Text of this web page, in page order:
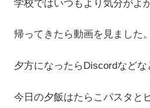
学校ではいつもより気分がよ
帰ってきたら動画を見ました。
夕方になったらDiscordなどな
今日の夕飯はたらこパスタと